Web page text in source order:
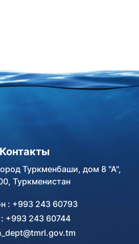
Контакты
Туркменбаши, дом 8 "А",
Туркменистан
: +993 243 60793
+993 243 60744